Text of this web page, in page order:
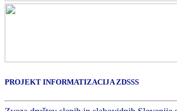
PROJEKT INFORMATIZACIJA ZDSSS